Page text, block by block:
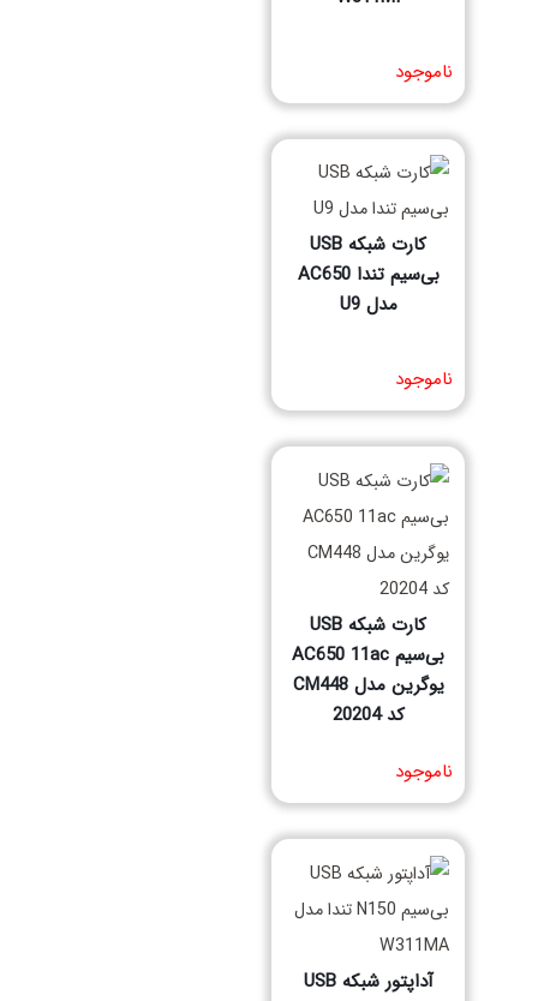
ناموجود
مشخصات فنی محصول
کارت شبکه USB
بی‌سیم تندا AC650
مدل U9
ناموجود
مشخصات فنی محصول
کارت شبکه USB
بی‌سیم AC650 11ac
یوگرین مدل CM448
کد 20204
ناموجود
مشخصات فنی محصول
آداپتور شبکه USB